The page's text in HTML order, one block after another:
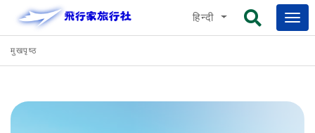
हिन्दी
मुखपृष्ठ